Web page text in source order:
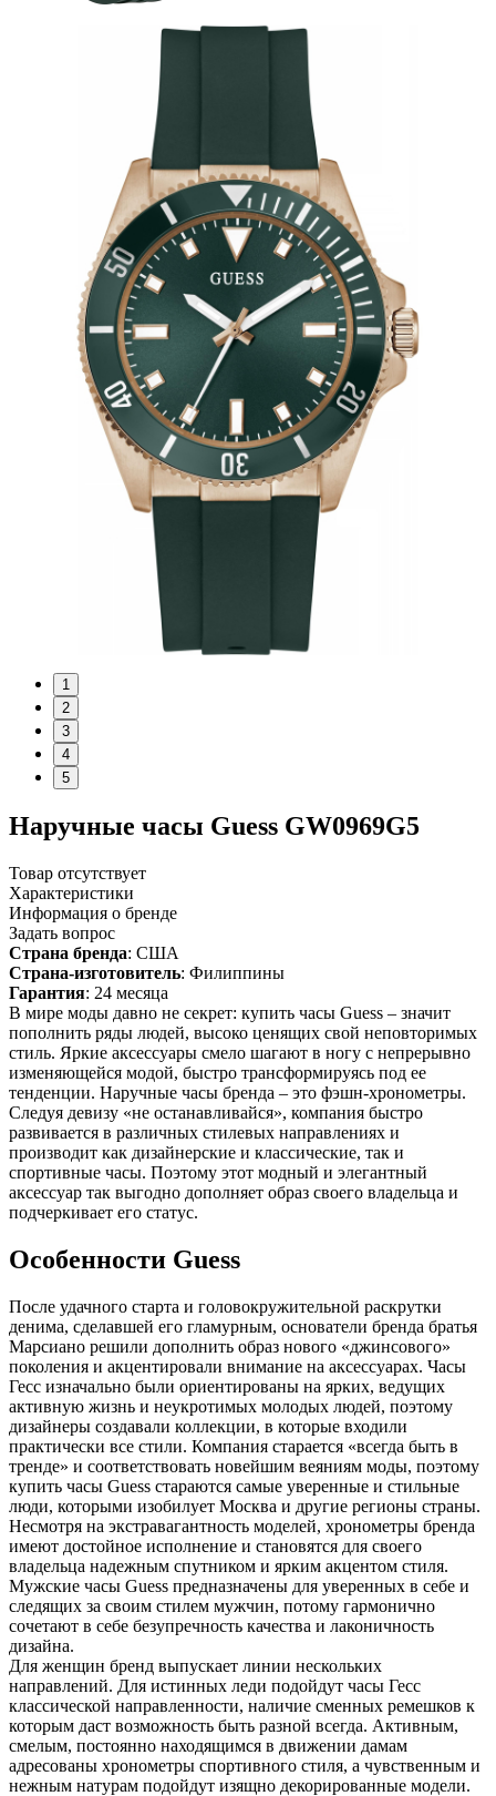
1
2
3
4
5
Наручные часы Guess GW0969G5
Товар отсутствует
Характеристики
Информация о бренде
Задать вопрос
Страна бренда: США
Страна-изготовитель: Филиппины
Гарантия: 24 месяца
В мире моды давно не секрет: купить часы Guess – значит
пополнить ряды людей, высоко ценящих свой неповторимых
стиль. Яркие аксессуары смело шагают в ногу с непрерывно
изменяющейся модой, быстро трансформируясь под ее
тенденции. Наручные часы бренда – это фэшн-хронометры.
Следуя девизу «не останавливайся», компания быстро
развивается в различных стилевых направлениях и
производит как дизайнерские и классические, так и
спортивные часы. Поэтому этот модный и элегантный
аксессуар так выгодно дополняет образ своего владельца и
подчеркивает его статус.
Особенности Guess
После удачного старта и головокружительной раскрутки
денима, сделавшей его гламурным, основатели бренда братья
Марсиано решили дополнить образ нового «джинсового»
поколения и акцентировали внимание на аксессуарах. Часы
Гесс изначально были ориентированы на ярких, ведущих
активную жизнь и неукротимых молодых людей, поэтому
дизайнеры создавали коллекции, в которые входили
практически все стили. Компания старается «всегда быть в
тренде» и соответствовать новейшим веяниям моды, поэтому
купить часы Guess стараются самые уверенные и стильные
люди, которыми изобилует Москва и другие регионы страны.
Несмотря на экстравагантность моделей, хронометры бренда
имеют достойное исполнение и становятся для своего
владельца надежным спутником и ярким акцентом стиля.
Мужские часы Guess предназначены для уверенных в себе и
следящих за своим стилем мужчин, потому гармонично
сочетают в себе безупречность качества и лаконичность
дизайна.
Для женщин бренд выпускает линии нескольких
направлений. Для истинных леди подойдут часы Гесс
классической направленности, наличие сменных ремешков к
которым даст возможность быть разной всегда. Активным,
смелым, постоянно находящимся в движении дамам
адресованы хронометры спортивного стиля, а чувственным и
нежным натурам подойдут изящно декорированные модели.